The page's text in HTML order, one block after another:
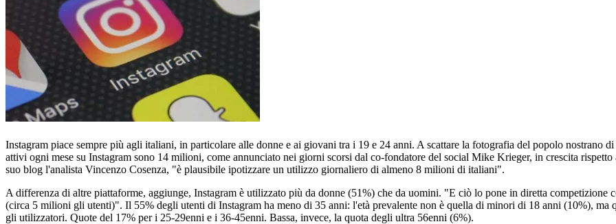
Instagram piace sempre più agli italiani, in particolare alle donne e ai giovani tra i 19 e 24 anni. A scattare la fotografia del popolo nostrano
attivi ogni mese su Instagram sono 14 milioni, come annunciato nei giorni scorsi dal co-fondatore del social Mike Krieger, in crescita
suo blog l'analista Vincenzo Cosenza, "è plausibile ipotizzare un utilizzo giornaliero di almeno 8 milioni di italiani".
A differenza di altre piattaforme, aggiunge, Instagram è utilizzato più da donne (51%) che da uomini. "E ciò lo pone in diretta competizione
(circa 5 milioni gli utenti)". Il 55% degli utenti di Instagram ha meno di 35 anni: l'età prevalente non è quella di minori di 18 anni (10%),
gli utilizzatori. Quote del 17% per i 25-29enni e i 36-45enni. Bassa, invece, la quota degli ultra 56enni (6%).